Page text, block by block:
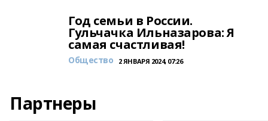
Год семьи в России.
Гульчачка Ильназарова: Я
самая счастливая!
Общество 2 ЯНВАРЯ 2024, 07:26
Партнеры